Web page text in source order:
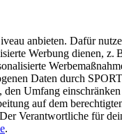
anbieten. Dafür
Werbung dienen,
Daten durch
Umfang
auf dem
Verantwortliche für
.